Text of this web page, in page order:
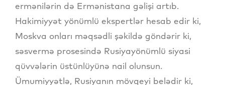
ermənilərin də Ermənistana gəlişi artıb.
Hakimiyyət yönümlü ekspertlər hesab edir ki,
Moskva onları məqsədli şəkildə göndərir ki,
səsvermə prosesində Rusiyayönümlü siyasi
qüvvələrin üstünlüyünə nail olunsun.
Ümumiyyətlə, Rusiyanın mövqeyi belədir ki,